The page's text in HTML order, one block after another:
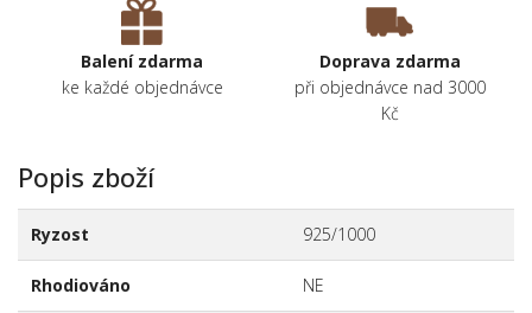
Balení zdarma
ke každé objednávce
Doprava zdarma
při objednávce nad 3000
Kč
Popis zboží
Ryzost 925/1000
Rhodiováno NE